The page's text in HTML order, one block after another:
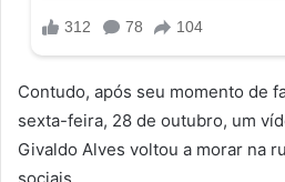
Contudo, após seu momento de
sexta-feira, 28 de outubro, um
Givaldo Alves voltou a morar na